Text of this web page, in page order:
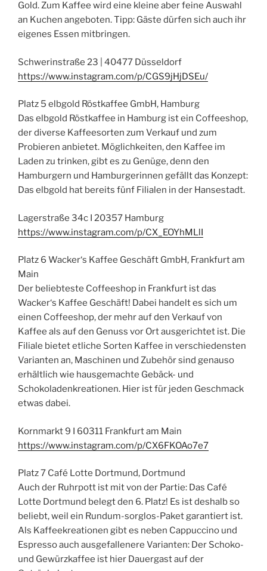
Gold. Zum Kaffee wird eine kleine aber feine Auswahl
an Kuchen angeboten. Tipp: Gäste dürfen sich auch ihr
eigenes Essen mitbringen.
Schwerinstraße 23 | 40477 Düsseldorf
https://www.instagram.com/p/CGS9jHjDSEu/
Platz 5 elbgold Röstkaffee GmbH, Hamburg
Das elbgold Röstkaffee in Hamburg ist ein Coffeeshop,
der diverse Kaffeesorten zum Verkauf und zum
Probieren anbietet. Möglichkeiten, den Kaffee im
Laden zu trinken, gibt es zu Genüge, denn den
Hamburgern und Hamburgerinnen gefällt das Konzept:
Das elbgold hat bereits fünf Filialen in der Hansestadt.
Lagerstraße 34c I 20357 Hamburg
https://www.instagram.com/p/CX_EOYhMLlI
Platz 6 Wacker‘s Kaffee Geschäft GmbH, Frankfurt am
Main
Der beliebteste Coffeeshop in Frankfurt ist das
Wacker‘s Kaffee Geschäft! Dabei handelt es sich um
einen Coffeeshop, der mehr auf den Verkauf von
Kaffee als auf den Genuss vor Ort ausgerichtet ist. Die
Filiale bietet etliche Sorten Kaffee in verschiedensten
Varianten an, Maschinen und Zubehör sind genauso
erhältlich wie hausgemachte Gebäck- und
Schokoladenkreationen. Hier ist für jeden Geschmack
etwas dabei.
Kornmarkt 9 I 60311 Frankfurt am Main
https://www.instagram.com/p/CX6FKOAo7e7
Platz 7 Café Lotte Dortmund, Dortmund
Auch der Ruhrpott ist mit von der Partie: Das Café
Lotte Dortmund belegt den 6. Platz! Es ist deshalb so
beliebt, weil ein Rundum-sorglos-Paket garantiert ist.
Als Kaffeekreationen gibt es neben Cappuccino und
Espresso auch ausgefallenere Varianten: Der Schoko-
und Gewürzkaffee ist hier Dauergast auf der